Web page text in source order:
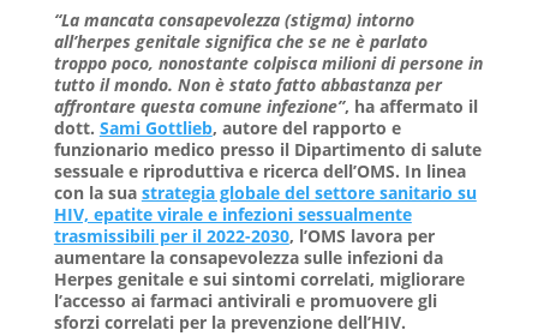
“La mancata consapevolezza (stigma) intorno
all’herpes genitale significa che se ne è parlato
troppo poco, nonostante colpisca milioni di persone in
tutto il mondo. Non è stato fatto abbastanza per
affrontare questa comune infezione”, ha affermato il
dott. Sami Gottlieb, autore del rapporto e
funzionario medico presso il Dipartimento di salute
sessuale e riproduttiva e ricerca dell’OMS. In linea
con la sua strategia globale del settore sanitario su
HIV, epatite virale e infezioni sessualmente
trasmissibili per il 2022-2030, l’OMS lavora per
aumentare la consapevolezza sulle infezioni da
Herpes genitale e sui sintomi correlati, migliorare
l’accesso ai farmaci antivirali e promuovere gli
sforzi correlati per la prevenzione dell’HIV.